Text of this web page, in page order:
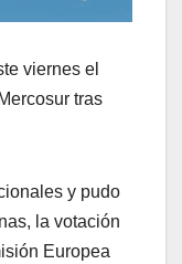
viernes el
tras
y pudo
la votación
Europea